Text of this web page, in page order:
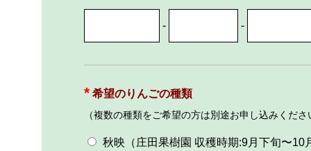
- -
希望のりんごの種類
（複数の種類をご希望の方は別途お申し込みくださ
秋映（庄田果樹園 収穫時期:9月下旬〜10